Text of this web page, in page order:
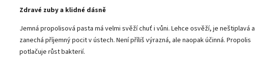
Zdravé zuby a klidné dásně
Jemná propolisová pasta má velmi svěží chuť i vůni. Lehce osvěží, je neštiplavá a
zanechá příjemný pocit v ústech. Není příliš výrazná, ale naopak účinná. Propolis
potlačuje růst bakterií.